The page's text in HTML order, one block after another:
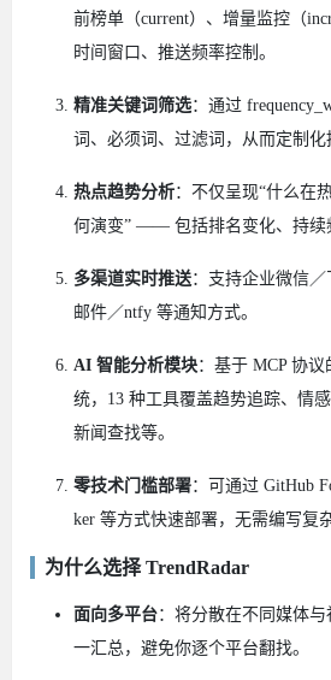
前榜单（current）、增量监控（
时间窗口、推送频率控制。
精准关键词筛选：通过
词、必须词、过滤词，从而定制化
热点趋势分析：不仅呈现“什么在
何演变” —— 包括排名变化、持续
多渠道实时推送：支持企业微信／
邮件／ntfy 等通知方式。
AI 智能分析模块：基于 MCP 协
统，13 种工具覆盖趋势追踪、情
新闻查找等。
零技术门槛部署：可通过 GitHub
ker 等方式快速部署，无需编写复
为什么选择 TrendRadar
面向多平台：将分散在不同媒体
一汇总，避免你逐个平台翻找。